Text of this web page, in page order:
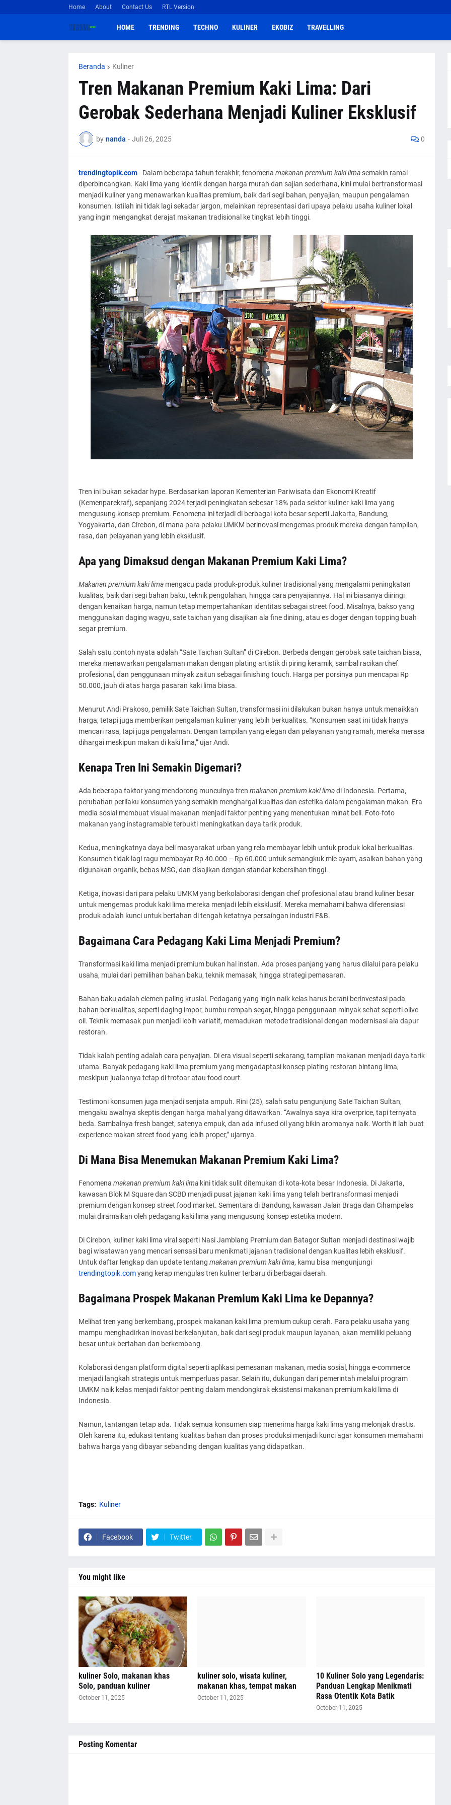
Home About Contact Us RTL Version
HOME TRENDING TECHNO KULINER EKOBIZ TRAVELLING
Beranda Kuliner
Tren Makanan Premium Kaki Lima: Dari
Gerobak Sederhana Menjadi Kuliner Eksklusif
by nanda - Juli 26, 2025 0
trendingtopik.com- Dalam beberapa tahun terakhir, fenomena makanan premium kaki limasemakin ramai
diperbincangkan. Kaki lima yang identik dengan harga murah dan sajian sederhana, kini mulai bertransformasi
menjadi kuliner yang menawarkan kualitas premium, baik dari segi bahan, penyajian, maupun pengalaman
konsumen. Istilah ini tidak lagi sekadar jargon, melainkan representasi dari upaya pelaku usaha kuliner lokal
yang ingin mengangkat derajat makanan tradisional ke tingkat lebih tinggi.
Tren ini bukan sekadar hype. Berdasarkan laporan Kementerian Pariwisata dan Ekonomi Kreatif
(Kemenparekraf), sepanjang 2024 terjadi peningkatan sebesar 18% pada sektor kuliner kaki lima yang
mengusung konsep premium. Fenomena ini terjadi di berbagai kota besar seperti Jakarta, Bandung,
Yogyakarta, dan Cirebon, di mana para pelaku UMKM berinovasi mengemas produk mereka dengan tampilan,
rasa, dan pelayanan yang lebih eksklusif.
Apa yang Dimaksud dengan Makanan Premium Kaki Lima?
Makanan premium kaki limamengacu pada produk-produk kuliner tradisional yang mengalami peningkatan
kualitas, baik dari segi bahan baku, teknik pengolahan, hingga cara penyajiannya. Hal ini biasanya diiringi
dengan kenaikan harga, namun tetap mempertahankan identitas sebagai street food. Misalnya, bakso yang
menggunakan daging wagyu, sate taichan yang disajikan ala fine dining, atau es doger dengan topping buah
segar premium.
Salah satu contoh nyata adalah “Sate Taichan Sultan” di Cirebon. Berbeda dengan gerobak sate taichan biasa,
mereka menawarkan pengalaman makan dengan plating artistik di piring keramik, sambal racikan chef
profesional, dan penggunaan minyak zaitun sebagai finishing touch. Harga per porsinya pun mencapai Rp
50.000, jauh di atas harga pasaran kaki lima biasa.
Menurut Andi Prakoso, pemilik Sate Taichan Sultan, transformasi ini dilakukan bukan hanya untuk menaikkan
harga, tetapi juga memberikan pengalaman kuliner yang lebih berkualitas. “Konsumen saat ini tidak hanya
mencari rasa, tapi juga pengalaman. Dengan tampilan yang elegan dan pelayanan yang ramah, mereka merasa
dihargai meskipun makan di kaki lima,” ujar Andi.
Kenapa Tren Ini Semakin Digemari?
Ada beberapa faktor yang mendorong munculnya tren makanan premium kaki limadi Indonesia. Pertama,
perubahan perilaku konsumen yang semakin menghargai kualitas dan estetika dalam pengalaman makan. Era
media sosial membuat visual makanan menjadi faktor penting yang menentukan minat beli. Foto-foto
makanan yang instagramable terbukti meningkatkan daya tarik produk.
Kedua, meningkatnya daya beli masyarakat urban yang rela membayar lebih untuk produk lokal berkualitas.
Konsumen tidak lagi ragu membayar Rp 40.000 – Rp 60.000 untuk semangkuk mie ayam, asalkan bahan yang
digunakan organik, bebas MSG, dan disajikan dengan standar kebersihan tinggi.
Ketiga, inovasi dari para pelaku UMKM yang berkolaborasi dengan chef profesional atau brand kuliner besar
untuk mengemas produk kaki lima mereka menjadi lebih eksklusif. Mereka memahami bahwa diferensiasi
produk adalah kunci untuk bertahan di tengah ketatnya persaingan industri F&B.
Bagaimana Cara Pedagang Kaki Lima Menjadi Premium?
Transformasi kaki lima menjadi premium bukan hal instan. Ada proses panjang yang harus dilalui para pelaku
usaha, mulai dari pemilihan bahan baku, teknik memasak, hingga strategi pemasaran.
Bahan baku adalah elemen paling krusial. Pedagang yang ingin naik kelas harus berani berinvestasi pada
bahan berkualitas, seperti daging impor, bumbu rempah segar, hingga penggunaan minyak sehat seperti olive
oil. Teknik memasak pun menjadi lebih variatif, memadukan metode tradisional dengan modernisasi ala dapur
restoran.
Tidak kalah penting adalah cara penyajian. Di era visual seperti sekarang, tampilan makanan menjadi daya tarik
utama. Banyak pedagang kaki lima premium yang mengadaptasi konsep plating restoran bintang lima,
meskipun jualannya tetap di trotoar atau food court.
Testimoni konsumen juga menjadi senjata ampuh. Rini (25), salah satu pengunjung Sate Taichan Sultan,
mengaku awalnya skeptis dengan harga mahal yang ditawarkan. “Awalnya saya kira overprice, tapi ternyata
beda. Sambalnya fresh banget, satenya empuk, dan ada infused oil yang bikin aromanya naik. Worth it lah buat
experience makan street food yang lebih proper,” ujarnya.
Di Mana Bisa Menemukan Makanan Premium Kaki Lima?
Fenomena makanan premium kaki limakini tidak sulit ditemukan di kota-kota besar Indonesia. Di Jakarta,
kawasan Blok M Square dan SCBD menjadi pusat jajanan kaki lima yang telah bertransformasi menjadi
premium dengan konsep street food market. Sementara di Bandung, kawasan Jalan Braga dan Cihampelas
mulai diramaikan oleh pedagang kaki lima yang mengusung konsep estetika modern.
Di Cirebon, kuliner kaki lima viral seperti Nasi Jamblang Premium dan Batagor Sultan menjadi destinasi wajib
bagi wisatawan yang mencari sensasi baru menikmati jajanan tradisional dengan kualitas lebih eksklusif.
Untuk daftar lengkap dan update tentang makanan premium kaki lima, kamu bisa mengunjungi
trendingtopik.comyang kerap mengulas tren kuliner terbaru di berbagai daerah.
Bagaimana Prospek Makanan Premium Kaki Lima ke Depannya?
Melihat tren yang berkembang, prospek makanan kaki lima premium cukup cerah. Para pelaku usaha yang
mampu menghadirkan inovasi berkelanjutan, baik dari segi produk maupun layanan, akan memiliki peluang
besar untuk bertahan dan berkembang.
Kolaborasi dengan platform digital seperti aplikasi pemesanan makanan, media sosial, hingga e-commerce
menjadi langkah strategis untuk memperluas pasar. Selain itu, dukungan dari pemerintah melalui program
UMKM naik kelas menjadi faktor penting dalam mendongkrak eksistensi makanan premium kaki lima di
Indonesia.
Namun, tantangan tetap ada. Tidak semua konsumen siap menerima harga kaki lima yang melonjak drastis.
Oleh karena itu, edukasi tentang kualitas bahan dan proses produksi menjadi kunci agar konsumen memahami
bahwa harga yang dibayar sebanding dengan kualitas yang didapatkan.
Tags: Kuliner
Facebook Twitter
You might like
kuliner Solo, makanan khas
Solo, panduan kuliner
October 11, 2025
kuliner solo, wisata kuliner,
makanan khas, tempat makan
October 11, 2025
10 Kuliner Solo yang Legendaris:
Panduan Lengkap Menikmati
Rasa Otentik Kota Batik
October 11, 2025
Posting Komentar